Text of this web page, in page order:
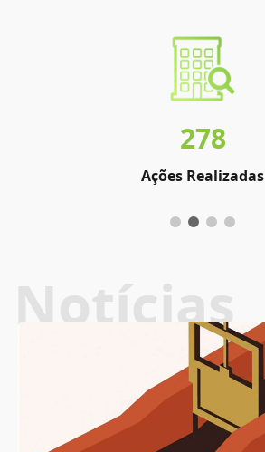
278
Ações Realizadas
Notícias